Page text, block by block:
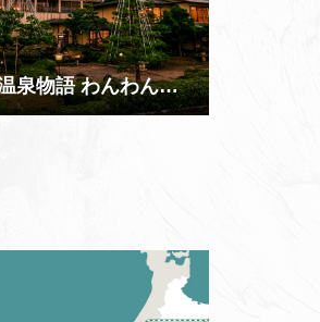
大江戸温泉物語 わんわんリゾート 矢田屋松濤園